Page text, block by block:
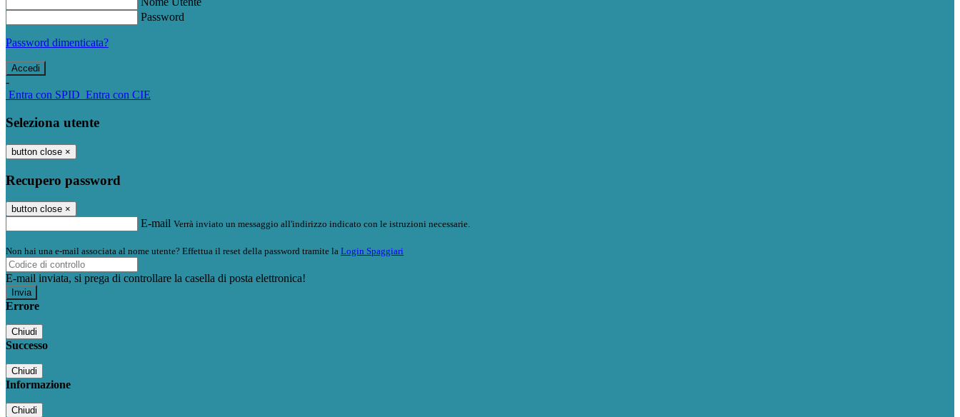
Password
Password dimenticata?
-
Entra con SPID Entra con CIE
Seleziona utente
button close ×
Recupero password
button close ×
E-mail Verrà inviato un messaggio all'indirizzo indicato con le istruzioni necessarie.
Non hai una e-mail associata al nome utente? Effettua il reset della password tramite la Login Spaggiari
E-mail inviata, si prega di controllare la casella di posta elettronica!
Errore
Chiudi
Successo
Chiudi
Informazione
Chiudi